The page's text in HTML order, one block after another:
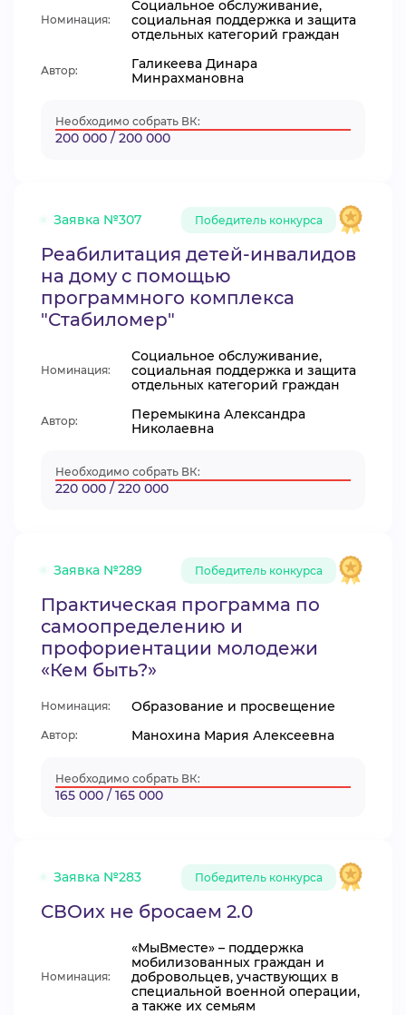
Номинация:
Социальное обслуживание,
социальная поддержка и защита
отдельных категорий граждан
Автор:
Галикеева Динара
Минрахмановна
Необходимо собрать ВК:
200 000 / 200 000
Заявка №307 Победитель конкурса
Реабилитация детей-инвалидов
на дому с помощью
программного комплекса
"Стабиломер"
Номинация:
Социальное обслуживание,
социальная поддержка и защита
отдельных категорий граждан
Автор:
Перемыкина Александра
Николаевна
Необходимо собрать ВК:
220 000 / 220 000
Заявка №289 Победитель конкурса
Практическая программа по
самоопределению и
профориентации молодежи
«Кем быть?»
Номинация: Образование и просвещение
Автор: Манохина Мария Алексеевна
Необходимо собрать ВК:
165 000 / 165 000
Заявка №283 Победитель конкурса
СВОих не бросаем 2.0
Номинация:
«МыВместе» – поддержка
мобилизованных граждан и
добровольцев, участвующих в
специальной военной операции,
а также их семьям